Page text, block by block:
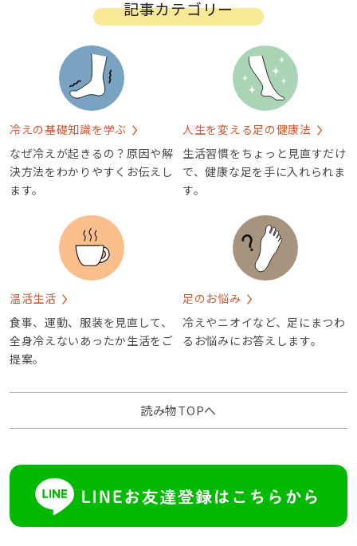
記事カテゴリー
冷えの基礎知識を学ぶ
なぜ冷えが起きるの？原因や解
決方法をわかりやすくお伝えし
ます。
人生を変える足の健康法
生活習慣をちょっと見直すだけ
で、健康な足を手に入れられま
す。
温活生活
食事、運動、服装を見直して、
全身冷えないあったか生活をご
提案。
足のお悩み
冷えやニオイなど、足にまつわ
るお悩みにお答えします。
読み物TOPへ